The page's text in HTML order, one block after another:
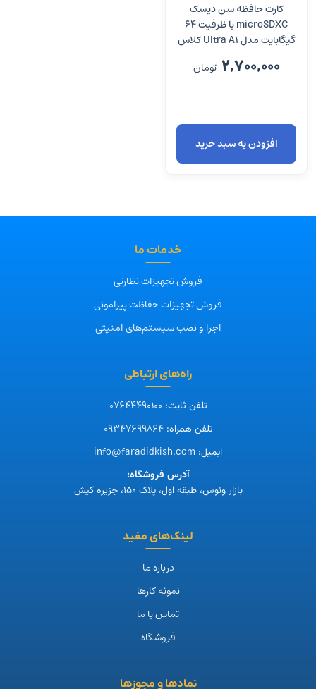
کارت حافظه سن دیسک
microSDXC با ظرفیت 64
گیگابایت مدل Ultra A1 کلاس
10
2,700,000 تومان
افزودن به سبد خرید
خدمات ما
فروش تجهیزات نظارتی
فروش تجهیزات حفاظت پیرامونی
اجرا و نصب سیستم‌های امنیتی
راه‌های ارتباطی
تلفن ثابت: 07644490100
تلفن همراه:09347699864
ایمیل: info@faradidkish.com
آدرس فروشگاه:
بازار ونوس، طبقه اول، پلاک ۱۵۰، جزیره کیش
لینک‌های مفید
درباره ما
نمونه کارها
تماس با ما
فروشگاه
نمادها و مجوزها